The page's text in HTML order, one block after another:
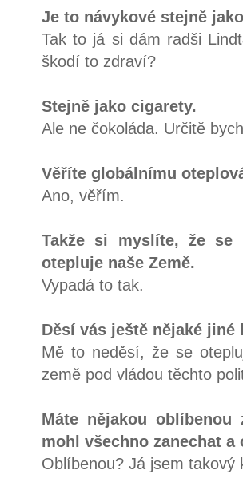
Je to návykové stejně
Tak to já si dám radši
škodí to zdraví?
Stejně jako cigarety.
Ale ne čokoláda. Určitě
Věříte globálnímu
Ano, věřím.
Takže si myslíte, že se
otepluje naše Země.
Vypadá to tak.
Děsí vás ještě nějaké jiné
Mě to neděsí, že se
země pod vládou těchto
Máte nějakou
mohl všechno zanechat a
Oblíbenou? Já jsem